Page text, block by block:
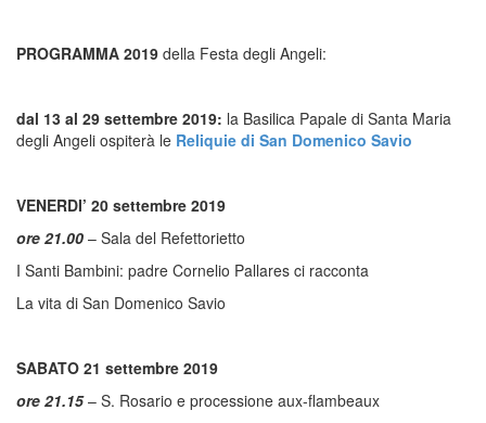
PROGRAMMA 2019 della Festa degli Angeli:
dal 13 al 29 settembre 2019: la Basilica Papale di Santa Maria
degli Angeli ospiterà le Reliquie di San Domenico Savio
VENERDI’ 20 settembre 2019
ore 21.00 – Sala del Refettorietto
I Santi Bambini: padre Cornelio Pallares ci racconta
La vita di San Domenico Savio
SABATO 21 settembre 2019
ore 21.15– S. Rosario e processione aux-flambeaux